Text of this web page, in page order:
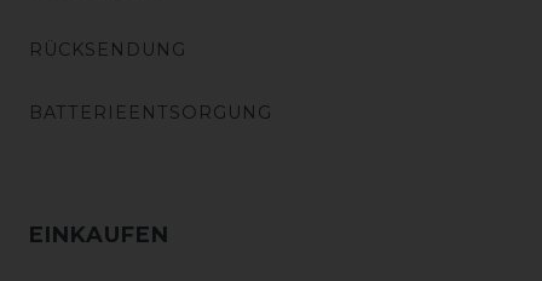
RÜCKSENDUNG
BATTERIEENTSORGUNG
EINKAUFEN